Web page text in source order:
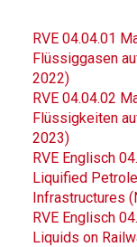
RVE 04.04.01
Flüssiggasen
2022)
RVE 04.04.02
Flüssigkeiten
2023)
RVE Englisch
Liquified
Infrastructures
RVE Englisch
Liquids on